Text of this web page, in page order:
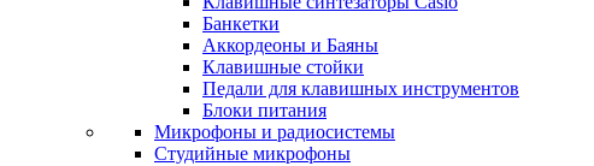
Банкетки
Аккордеоны и Баяны
Клавишные стойки
Педали для клавишных инструментов
Блоки питания
Микрофоны и радиосистемы
Студийные микрофоны